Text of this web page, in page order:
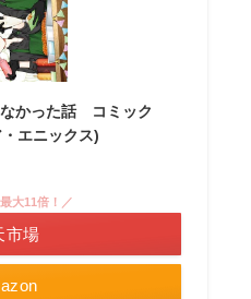
なかった話 コミック
エニックス)
大11倍！／
市場